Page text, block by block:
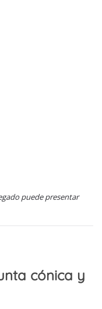
puede presentar
cónica y